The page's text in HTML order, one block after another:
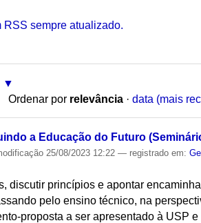
RSS sempre atualizado.
Ordenar por relevância · data (mais
a Educação do Futuro
25/08/2023 12:22— registrado em:
discutir princípios e apontar
pelo ensino técnico, na
proposta a ser apresentado à USP